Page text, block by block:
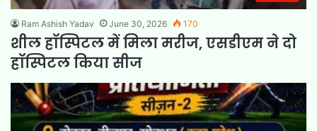
Ram Ashish Yadav June 30, 2026 170
शील हॉस्पिटल में मिला मरीज, एसडीएम ने दो
हॉस्पिटल किया सीज